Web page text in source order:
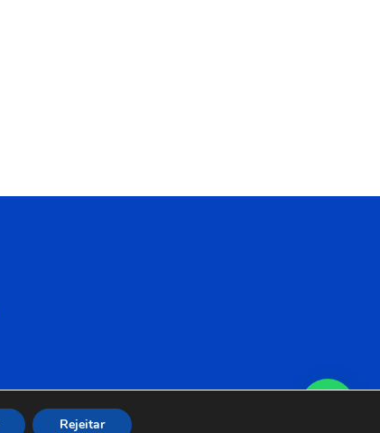
Rejeitar